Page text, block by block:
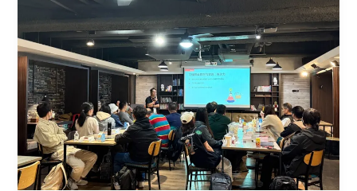
Talk+
#14：
從
鋼
鐵
人
到
現
實：
打